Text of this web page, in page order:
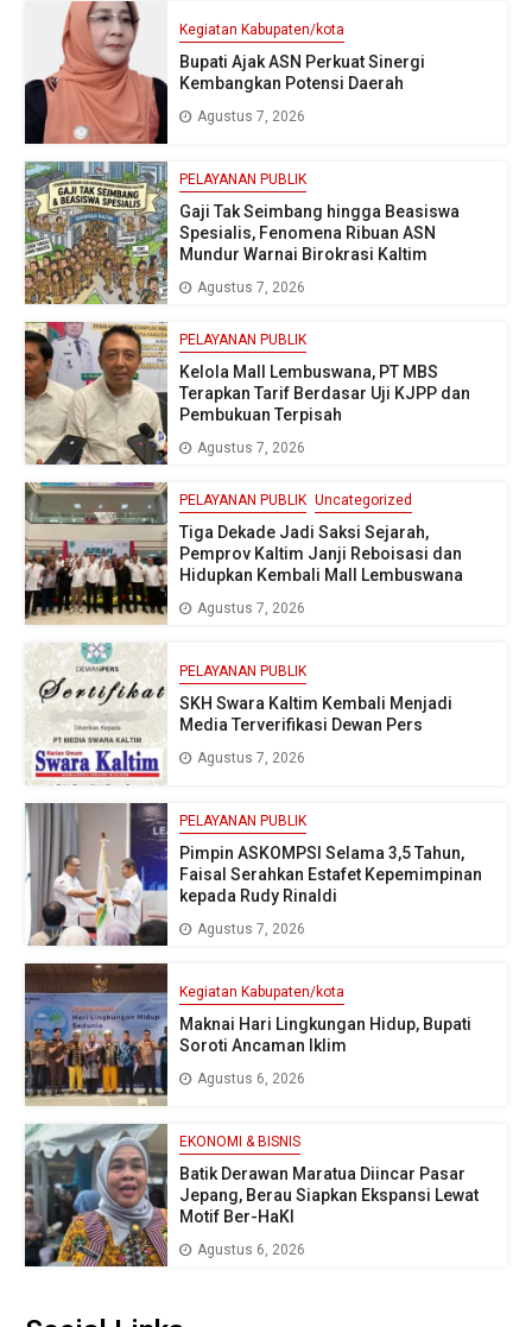
Kegiatan Kabupaten/kota
Bupati Ajak ASN Perkuat Sinergi
Kembangkan Potensi Daerah
Agustus 7, 2026
PELAYANAN PUBLIK
Gaji Tak Seimbang hingga Beasiswa
Spesialis, Fenomena Ribuan ASN
Mundur Warnai Birokrasi Kaltim
Agustus 7, 2026
PELAYANAN PUBLIK
Kelola Mall Lembuswana, PT MBS
Terapkan Tarif Berdasar Uji KJPP dan
Pembukuan Terpisah
Agustus 7, 2026
PELAYANAN PUBLIK Uncategorized
Tiga Dekade Jadi Saksi Sejarah,
Pemprov Kaltim Janji Reboisasi dan
Hidupkan Kembali Mall Lembuswana
Agustus 7, 2026
PELAYANAN PUBLIK
SKH Swara Kaltim Kembali Menjadi
Media Terverifikasi Dewan Pers
Agustus 7, 2026
PELAYANAN PUBLIK
Pimpin ASKOMPSI Selama 3,5 Tahun,
Faisal Serahkan Estafet Kepemimpinan
kepada Rudy Rinaldi
Agustus 7, 2026
Kegiatan Kabupaten/kota
Maknai Hari Lingkungan Hidup, Bupati
Soroti Ancaman Iklim
Agustus 6, 2026
EKONOMI & BISNIS
Batik Derawan Maratua Diincar Pasar
Jepang, Berau Siapkan Ekspansi Lewat
Motif Ber-HaKI
Agustus 6, 2026